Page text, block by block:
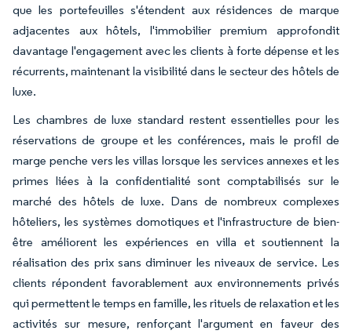
que les portefeuilles s'étendent aux résidences de marque
adjacentes aux hôtels, l'immobilier premium approfondit
davantage l'engagement avec les clients à forte dépense et les
récurrents, maintenant la visibilité dans le secteur des hôtels de
luxe.
Les chambres de luxe standard restent essentielles pour les
réservations de groupe et les conférences, mais le profil de
marge penche vers les villas lorsque les services annexes et les
primes liées à la confidentialité sont comptabilisés sur le
marché des hôtels de luxe. Dans de nombreux complexes
hôteliers, les systèmes domotiques et l'infrastructure de bien-
être améliorent les expériences en villa et soutiennent la
réalisation des prix sans diminuer les niveaux de service. Les
clients répondent favorablement aux environnements privés
qui permettent le temps en famille, les rituels de relaxation et les
activités sur mesure, renforçant l'argument en faveur des